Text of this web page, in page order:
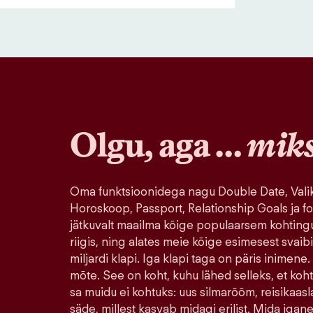
Olgu, aga …
Oma funktsioonidega nagu Double Date,
Horoskoop, Passport, Relationship Goals ja
jätkuvalt maailma kõige populaarsem
riigis, ning alates meie kõige esimesest
miljardi klapi. Iga klapi taga on päris
mõte. See on koht, kuhu lähed selleks, et
sa muidu ei kohtuks: uus silmarõõm,
säde, millest kasvab midagi erilist. Mida